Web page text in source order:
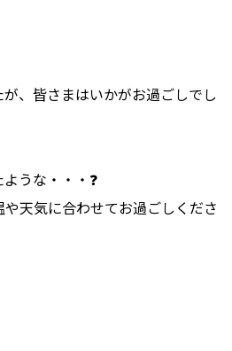
、皆さまはいかがお過ごしでし
うな・・・❓
天気に合わせてお過ごしくださ